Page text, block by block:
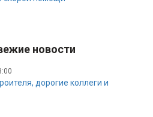
новости
дорогие коллеги и